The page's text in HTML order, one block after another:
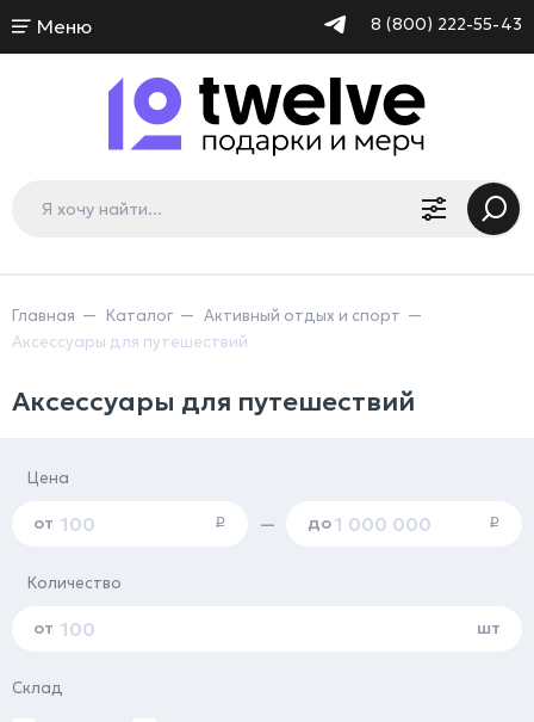
Меню 8 (800) 222-55-43
Главная Каталог
Активный отдых и спорт
Аксессуары для путешествий
Аксессуары для путешествий
Цена
от i — до i
Количество
от шт
Склад